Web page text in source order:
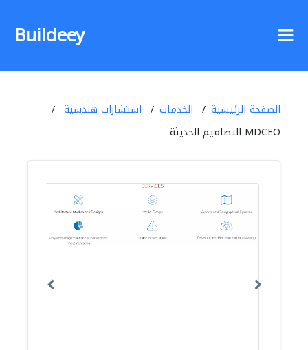
Buildeey
الصفحة الرئيسية الخدمات
استشارات هندسية
MDCEO التصاميم الحديثة